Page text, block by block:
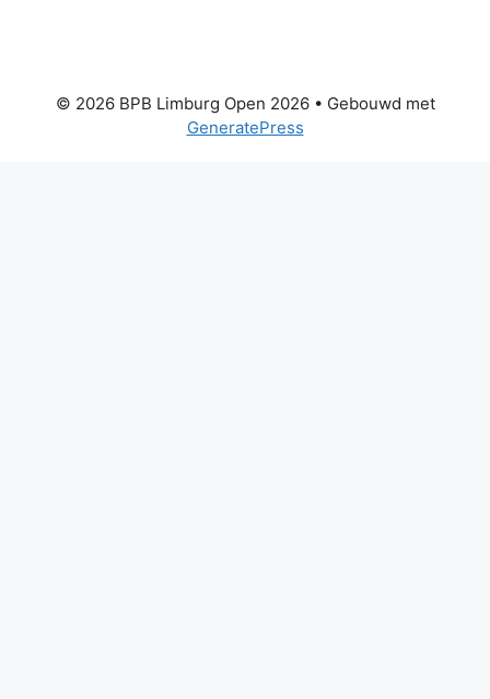
© 2026 BPB Limburg Open 2026• Gebouwd met
GeneratePress